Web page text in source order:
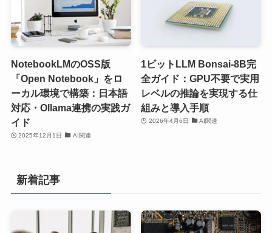
NotebookLMのOSS版
「Open Notebook」をロ
ーカル環境で構築：日本語
対応・Ollama連携の実践ガ
イド
2025年12月1日 AI関連
1ビットLLM Bonsai-8B完
全ガイド：GPU不要で実用
レベルの推論を実現する仕
組みと導入手順
2026年4月6日 AI関連
新着記事